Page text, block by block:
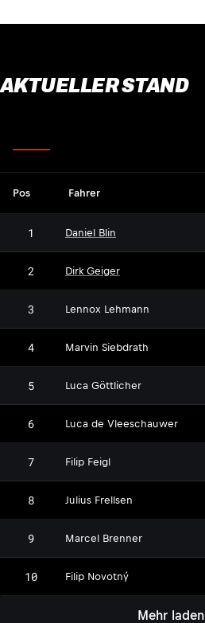
AKTUELLER STAND
Pos Fahrer
1 Daniel Blin
2 Dirk Geiger
3 LL
Lennox Lehmann
4 MS
Marvin Siebdrath
5 LG
Luca Göttlicher
6 LV
Luca de Vleeschauwer
7 FF
Filip Feigl
8 JF
Julius Frellsen
9 MB
Marcel Brenner
10 FN
Filip Novotný
Mehr laden